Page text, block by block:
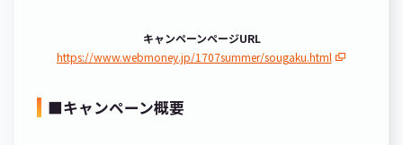
キャンペーンページURL
https://www.webmoney.jp/1707summer/sougaku.html
■キャンペーン概要